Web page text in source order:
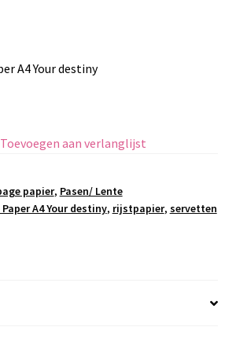
A4 Your destiny
Toevoegen aan verlanglijst
papier, Pasen/ Lente
A4 Your destiny, rijstpapier, servetten